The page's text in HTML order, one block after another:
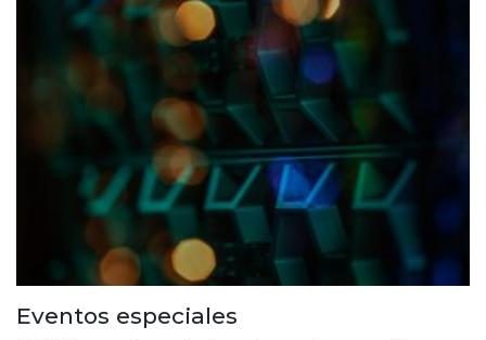
Eventos especiales